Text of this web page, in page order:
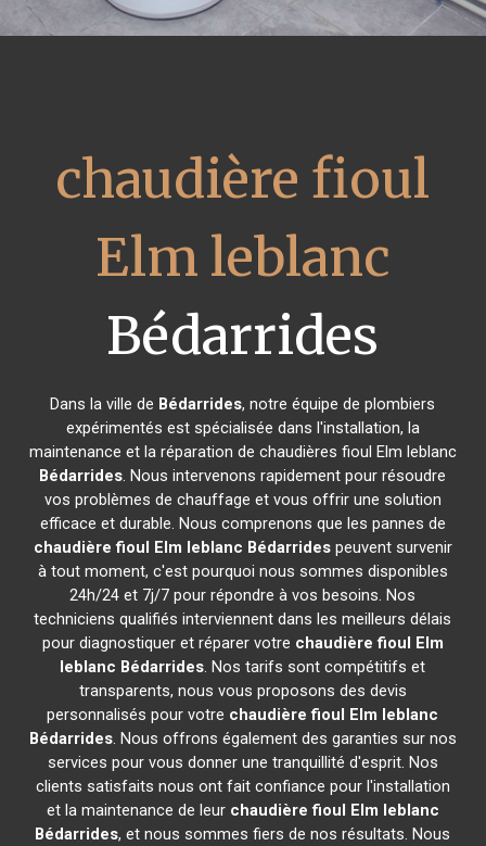
chaudière fioul
Elm leblanc
Bédarrides
Dans la ville de Bédarrides, notre équipe de plombiers
expérimentés est spécialisée dans l'installation, la
maintenance et la réparation de chaudières fioul Elm leblanc
Bédarrides. Nous intervenons rapidement pour résoudre
vos problèmes de chauffage et vous offrir une solution
efficace et durable. Nous comprenons que les pannes de
chaudière fioul Elm leblanc Bédarridespeuvent survenir
à tout moment, c'est pourquoi nous sommes disponibles
24h/24 et 7j/7 pour répondre à vos besoins. Nos
techniciens qualifiés interviennent dans les meilleurs délais
pour diagnostiquer et réparer votre chaudière fioul Elm
leblanc Bédarrides. Nos tarifs sont compétitifs et
transparents, nous vous proposons des devis
personnalisés pour votre chaudière fioul Elm leblanc
Bédarrides. Nous offrons également des garanties sur nos
services pour vous donner une tranquillité d'esprit. Nos
clients satisfaits nous ont fait confiance pour l'installation
et la maintenance de leur chaudière fioul Elm leblanc
Bédarrides, et nous sommes fiers de nos résultats. Nous